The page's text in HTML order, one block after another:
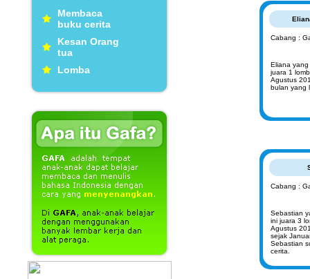
Membaca
buku cerita
Kesan Orang
tua
Lomba
Cabang :
Eliana
juara 1
Agustus
bulan yang
Cabang :
Sebastian
ini juara 3
Agustus
sejak
Sebastian
cerita.